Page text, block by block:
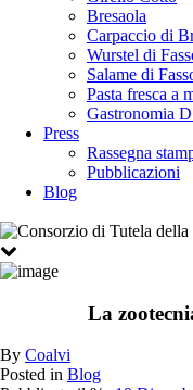
Bresaola
Carpaccio di
Wurstel di
Salame di
Pasta fresca a
Gastronomia
Press
Rassegna
Pubblicazioni
Blog
La
By Coalvi
Posted in Blog